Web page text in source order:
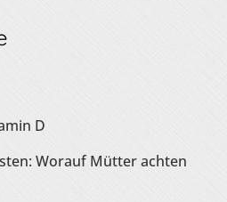
D
Worauf Mütter achten